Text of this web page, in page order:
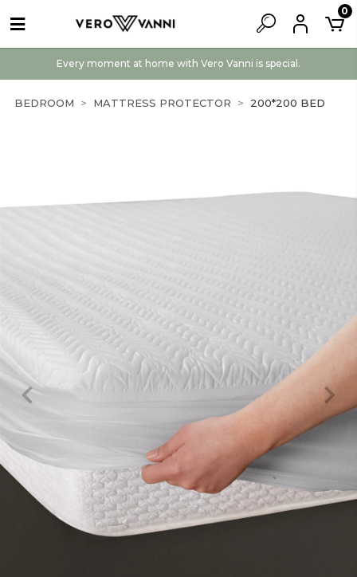
Every moment at home with Vero Vanni is special.
0
BEDROOM MATTRESS PROTECTOR 200*200 BED